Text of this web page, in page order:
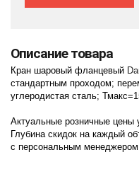
Описание товара
Кран шаровый фланцевый
стандартным проходом;
углеродистая сталь;
Актуальные розничные цены
Глубина скидок на каждый
с персональным менеджером